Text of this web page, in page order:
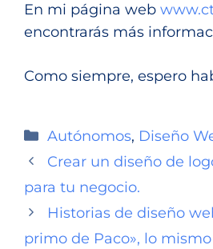
En mi página web
encontrarás más
Como siempre, espero
Autónomos, Diseño
Crear un diseño de
para tu negocio.
Historias de diseño
primo de Paco», lo